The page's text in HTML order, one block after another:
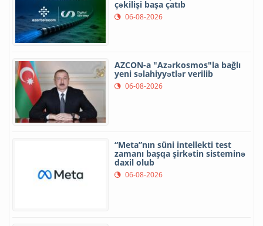
çəkilişi başa çatıb
06-08-2026
AZCON-a "Azərkosmos"la bağlı
yeni səlahiyyətlər verilib
06-08-2026
“Meta”nın süni intellekti test
zamanı başqa şirkətin sisteminə
daxil olub
06-08-2026